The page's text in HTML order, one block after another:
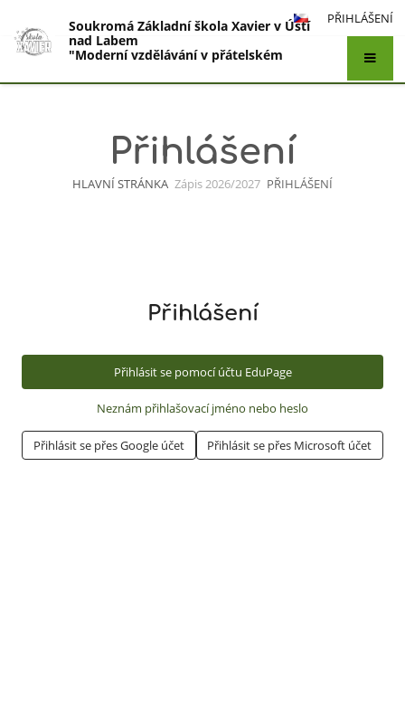
PŘIHLÁŠENÍ
Soukromá Základní škola Xavier v Ústí
nad Labem
"Moderní vzdělávání v přátelském
Přihlášení
HLAVNÍ STRÁNKA Zápis 2026/2027 PŘIHLÁŠENÍ
Přihlášení
Přihlásit se pomocí účtu EduPage
Neznám přihlašovací jméno nebo heslo
Přihlásit se přes Google účet Přihlásit se přes Microsoft účet